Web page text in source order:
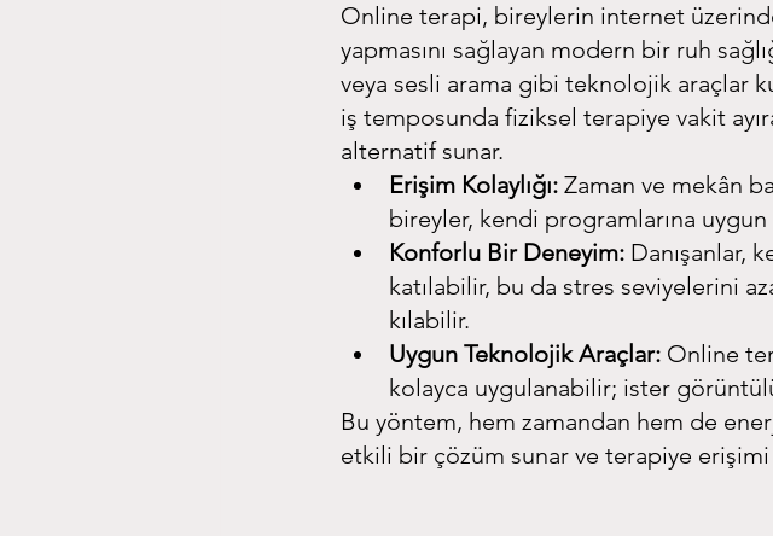
Online terapi, bireylerin internet
yapmasını sağlayan modern bir ruh
veya sesli arama gibi teknolojik araçlar
iş temposunda fiziksel terapiye vakit
alternatif sunar.
Erişim Kolaylığı: Zaman ve mekân
bireyler, kendi programlarına
Konforlu Bir Deneyim: Danışanlar,
katılabilir, bu da stres seviyelerini
kılabilir.
Uygun Teknolojik Araçlar: Online
kolayca uygulanabilir; ister
Bu yöntem, hem zamandan hem de
etkili bir çözüm sunar ve terapiye